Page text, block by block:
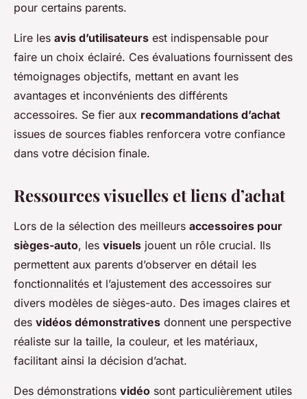
pour certains parents.
Lire les avis d’utilisateurs est indispensable pour
faire un choix éclairé. Ces évaluations fournissent des
témoignages objectifs, mettant en avant les
avantages et inconvénients des différents
accessoires. Se fier aux recommandations d’achat
issues de sources fiables renforcera votre confiance
dans votre décision finale.
Ressources visuelles et liens d’achat
Lors de la sélection des meilleurs accessoires pour
sièges-auto, les visuels jouent un rôle crucial. Ils
permettent aux parents d’observer en détail les
fonctionnalités et l’ajustement des accessoires sur
divers modèles de sièges-auto. Des images claires et
des vidéos démonstratives donnent une perspective
réaliste sur la taille, la couleur, et les matériaux,
facilitant ainsi la décision d’achat.
Des démonstrations vidéo sont particulièrement utiles